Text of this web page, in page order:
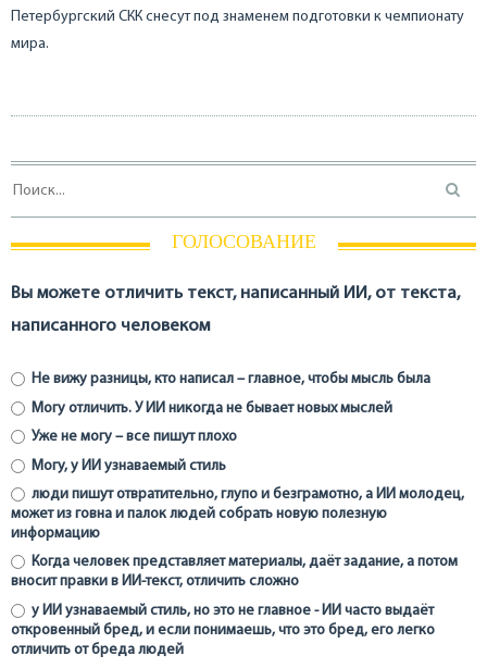
Петербургский СКК снесут под знаменем подготовки к чемпионату
мира.
ГОЛОСОВАНИЕ
Вы можете отличить текст, написанный ИИ, от текста,
написанного человеком
Не вижу разницы, кто написал – главное, чтобы мысль была
Могу отличить. У ИИ никогда не бывает новых мыслей
Уже не могу – все пишут плохо
Могу, у ИИ узнаваемый стиль
люди пишут отвратительно, глупо и безграмотно, а ИИ молодец,
может из говна и палок людей собрать новую полезную
информацию
Когда человек представляет материалы, даёт задание, а потом
вносит правки в ИИ-текст, отличить сложно
у ИИ узнаваемый стиль, но это не главное - ИИ часто выдаёт
откровенный бред, и если понимаешь, что это бред, его легко
отличить от бреда людей